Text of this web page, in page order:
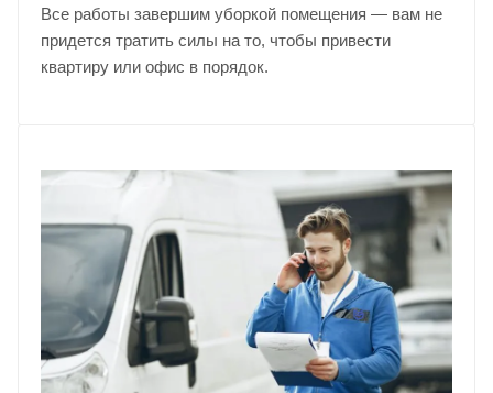
Все работы завершим уборкой помещения — вам не
придется тратить силы на то, чтобы привести
квартиру или офис в порядок.